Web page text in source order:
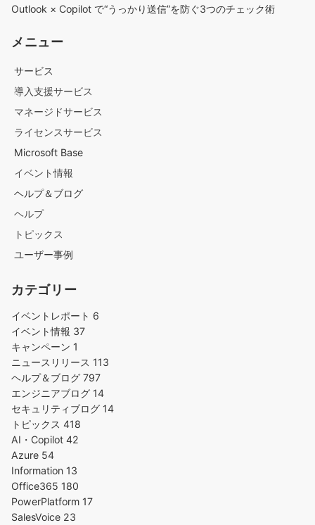
Outlook × Copilot で“うっかり送信”を防ぐ3つのチェック術​
メニュー
サービス
導入支援サービス
マネージドサービス
ライセンスサービス
Microsoft Base
イベント情報
ヘルプ＆ブログ
ヘルプ
トピックス
ユーザー事例
カテゴリー
イベントレポート 6
イベント情報 37
キャンペーン 1
ニュースリリース 113
ヘルプ＆ブログ 797
エンジニアブログ 14
セキュリティブログ 14
トピックス 418
AI・Copilot 42
Azure 54
Information 13
Office365 180
PowerPlatform 17
SalesVoice 23